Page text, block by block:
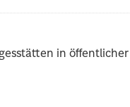
in öffentlicher